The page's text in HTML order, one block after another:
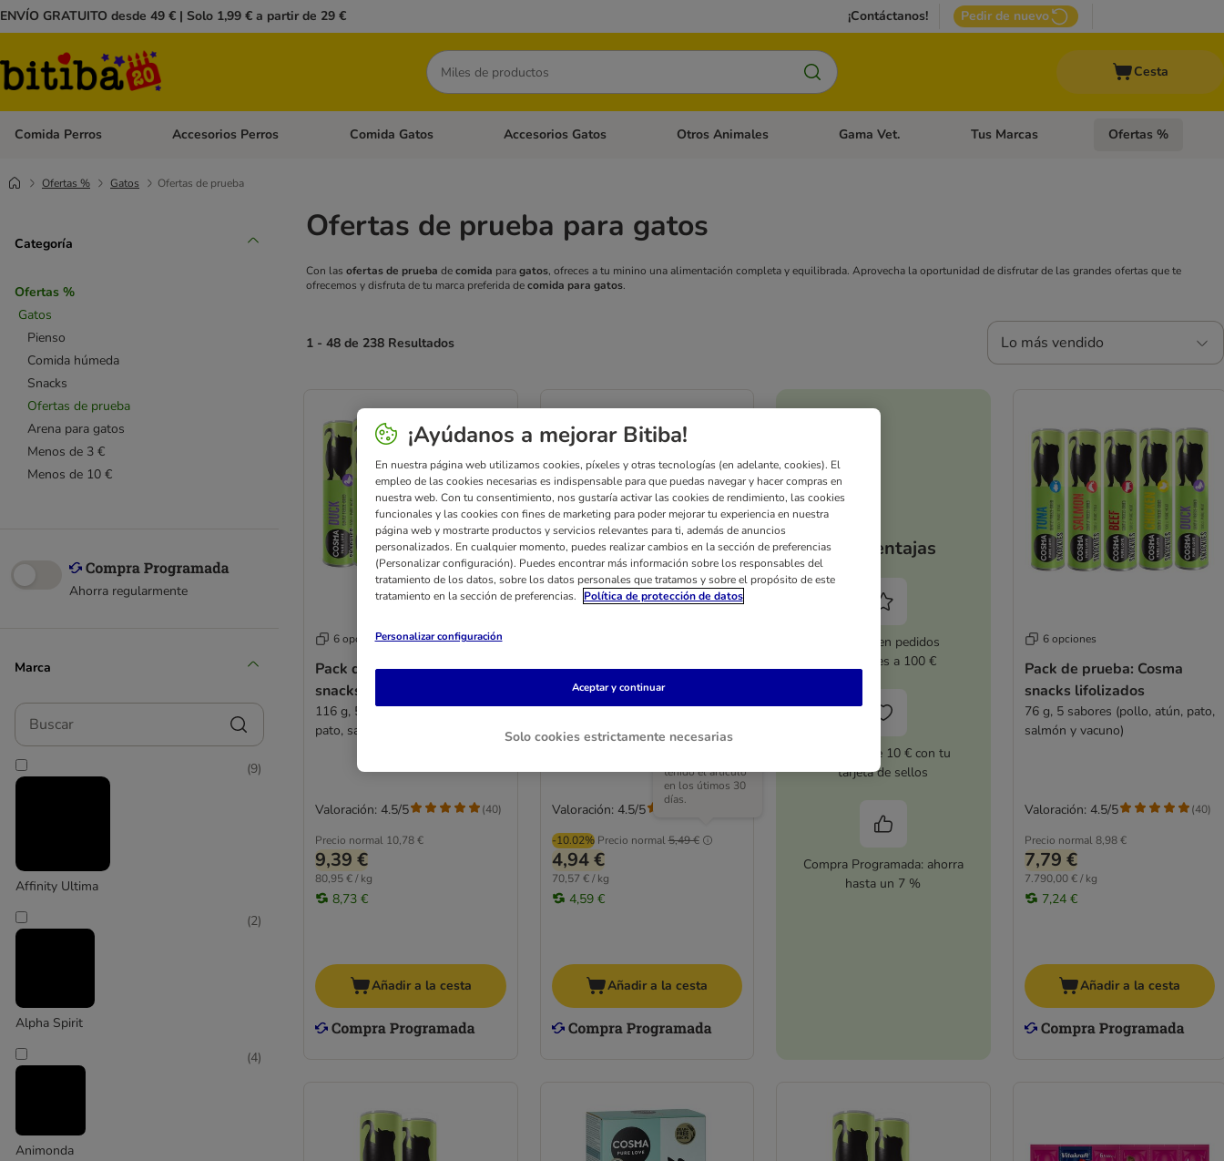
ENVÍO GRATUITO desde 49 € | Solo 1,99 € a partir de 29 € ¡Contáctanos! Pedir de nuevo
Buscar
Cesta
Comida Perros Menú de categoria abierto: Comida Perros
Accesorios Perros Menú de categoria abierto: Accesorios Perros
Comida Gatos Menú de categoria abierto: Comida Gatos
Accesorios Gatos Menú de categoria abierto: Accesorios Gatos
Otros Animales Menú de categoria abierto: Otros Animales
Gama Vet. Menú de categoria abierto: Gama Vet.
Tus Marcas Menú de categoria
Ofertas %
Ofertas % Gatos Ofertas de prueba
Categoría
Ofertas %
Gatos
Pienso
Comida húmeda
Snacks
Ofertas de prueba
Arena para gatos
Menos de 3 €
Menos de 10 €
Ahorra regularmente
Marca
Buscar
Affinity Ultima
(9)
Alpha Spirit
(2)
Animonda
(4)
Ofertas de prueba para gatos
Con las ofertas de prueba decomida paragatos, ofreces a tu minino una alimentación completa y equilibrada. Aprovecha la oportunidad de disfrutar de las grandes ofertas que te
ofrecemos y disfruta de tu marca preferida decomida para gatos.
1 - 48 de 238 Resultados Lo más vendido
6 opciones
Pack de prueba: Cosma
snacks lifolizados
116 g, 5 sabores (pollo, atún,
pato, salmón y vacuno)
Precio normal 10,78 €
9,39 €
80,95 € / kg
8,73 €
Valoración: 4.5/5 (40)
Añadir a la cesta
Pack de prueba: Cosma
snacks lifolizados
70 g, 3 sabores (pollo, pato y
vacuno)
-10.02% Precio normal5,49 €
El precio más
tenido el artículo
en los útimos 30
días.
4,94 €
70,57 € / kg
4,59 €
Valoración: 4.5/5
Añadir a la cesta
Tus ventajas
5 % dto. en pedidos
superiores a 100 €
Cupones de 10 € con tu
tarjeta de sellos
Compra Programada: ahorra
hasta un 7 %
6 opciones
Pack de prueba: Cosma
snacks lifolizados
76 g, 5 sabores (pollo, atún, pato,
salmón y vacuno)
Precio normal 8,98 €
7,79 €
7.790,00 € / kg
7,24 €
Valoración: 4.5/5 (40)
Añadir a la cesta
¡Ayúdanos a mejorar Bitiba!
En nuestra página web utilizamos cookies, píxeles y otras tecnologías (en adelante, cookies). El
empleo de las cookies necesarias es indispensable para que puedas navegar y hacer compras en
nuestra web. Con tu consentimiento, nos gustaría activar las cookies de rendimiento, las cookies
funcionales y las cookies con fines de marketing para poder mejorar tu experiencia en nuestra
página web y mostrarte productos y servicios relevantes para ti, además de anuncios
personalizados. En cualquier momento, puedes realizar cambios en la sección de preferencias
(Personalizar configuración). Puedes encontrar más información sobre los responsables del
tratamiento de los datos, sobre los datos personales que tratamos y sobre el propósito de este
tratamiento en la sección de preferencias.
Política de protección de datos
Personalizar configuración
Solo cookies estrictamente necesarias
Aceptar y continuar